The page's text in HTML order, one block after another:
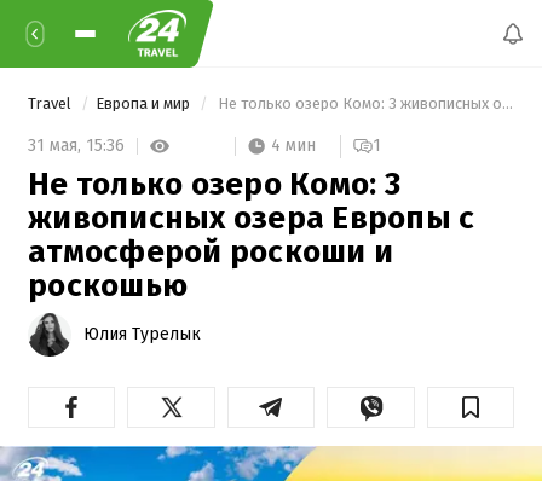
Travel Европа и мир Не только озеро Комо: 3 живописных озера Европы с атмосферой роскоши и роскошью
31 мая, 15:36 4 мин 1
Не только озеро Комо: 3
живописных озера Европы с
атмосферой роскоши и
роскошью
Юлия Турелык